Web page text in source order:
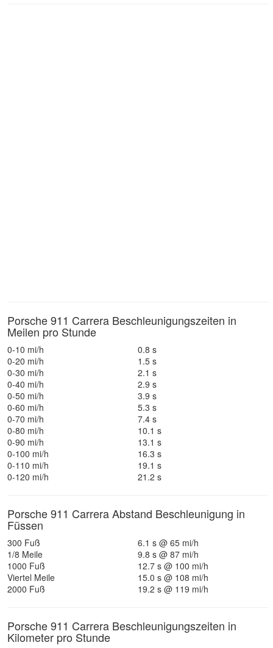
Porsche 911 Carrera Beschleunigungszeiten in
Meilen pro Stunde
0-10 mi/h
0.8 s
0-20 mi/h
1.5 s
0-30 mi/h
2.1 s
0-40 mi/h
2.9 s
0-50 mi/h
3.9 s
0-60 mi/h
5.3 s
0-70 mi/h
7.4 s
0-80 mi/h
10.1 s
0-90 mi/h
13.1 s
0-100 mi/h
16.3 s
0-110 mi/h
19.1 s
0-120 mi/h
21.2 s
Porsche 911 Carrera Abstand Beschleunigung in
Füssen
300 Fuß
6.1 s @ 65 mi/h
1/8 Meile
9.8 s @ 87 mi/h
1000 Fuß
12.7 s @ 100 mi/h
Viertel Meile
15.0 s @ 108 mi/h
2000 Fuß
19.2 s @ 119 mi/h
Porsche 911 Carrera Beschleunigungszeiten in
Kilometer pro Stunde